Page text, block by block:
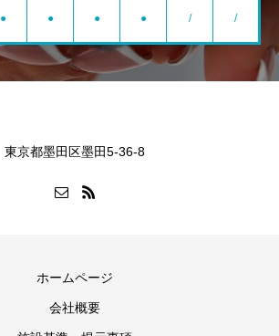
● ● ● ● / /
東京都墨田区墨田5-36-8
ホームページ
会社概要